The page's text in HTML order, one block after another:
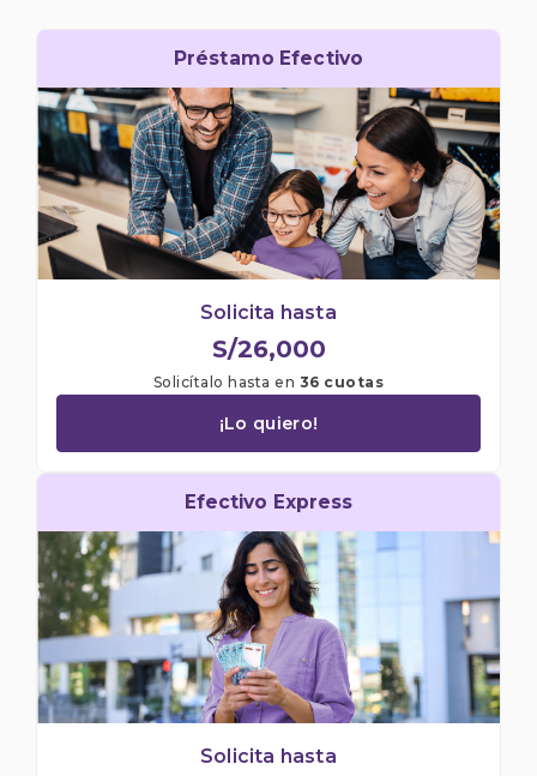
Préstamo Efectivo
Solicita hasta
S/26,000
Solicítalo hasta en 36 cuotas
¡Lo quiero!
Efectivo Express
Solicita hasta